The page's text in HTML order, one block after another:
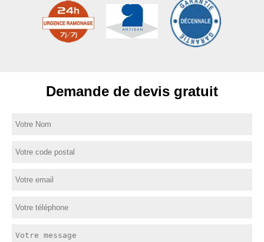
Demande de devis gratuit